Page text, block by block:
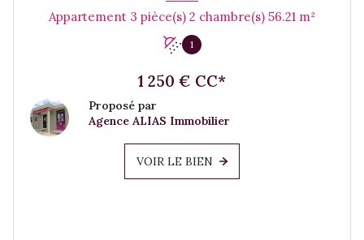
Appartement 3 pièce(s) 2 chambre(s) 56.21 m²
1
1 250 € CC*
Proposé par
Agence ALIAS Immobilier
VOIR LE BIEN